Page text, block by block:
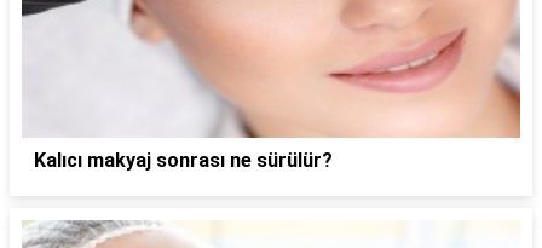
Kalıcı makyaj sonrası ne sürülür?